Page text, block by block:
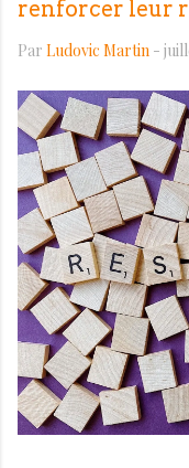
renforcer leur
Par Ludovic Martin -